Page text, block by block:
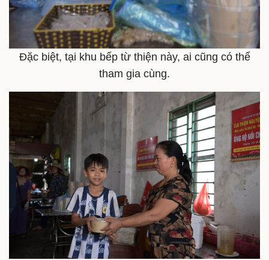
Đặc biệt, tại khu bếp từ thiện này, ai cũng có thể
tham gia cùng.